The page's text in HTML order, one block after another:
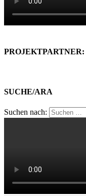
SUCHE/ARA
Suchen nach: